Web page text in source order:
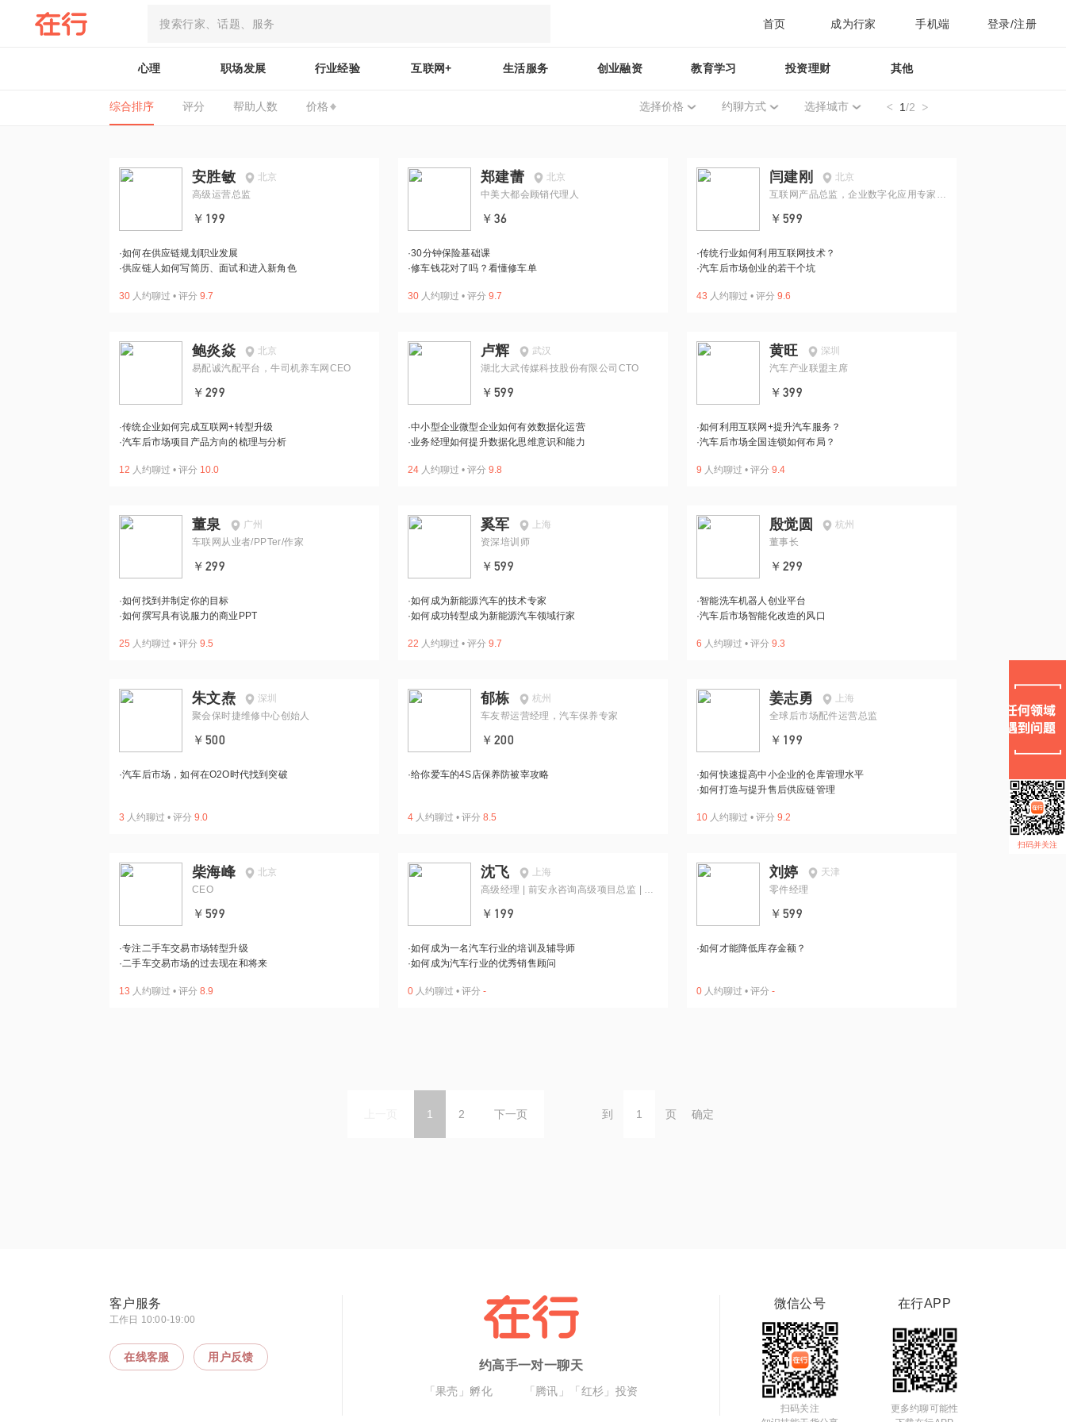
首页 成为行家 手机端 登录/注册
心理 职场发展 行业经验 互联网+ 生活服务 创业融资 教育学习 投资理财 其他
综合排序 评分 帮助人数 价格 选择价格 约聊方式 选择城市 1/2
安胜敏
北京
高级运营总监
￥199
·如何在供应链规划职业发展
·供应链人如何写简历、面试和进入新角色
30 人约聊过 • 评分 9.7
郑建蕾
北京
中美大都会顾销代理人
￥36
·30分钟保险基础课
·修车钱花对了吗？看懂修车单
30 人约聊过 • 评分 9.7
闫建刚
北京
互联网产品总监，企业数字化应用专家，
￥599
·传统行业如何利用互联网技术？
·汽车后市场创业的若干个坑
43 人约聊过 • 评分 9.6
鲍炎焱
北京
易配诚汽配平台，牛司机养车网CEO
￥299
·传统企业如何完成互联网+转型升级
·汽车后市场项目产品方向的梳理与分析
12 人约聊过 • 评分 10.0
卢辉
武汉
湖北大武传媒科技股份有限公司CTO
￥599
·中小型企业微型企业如何有效数据化运营
·业务经理如何提升数据化思维意识和能力
24 人约聊过 • 评分 9.8
黄旺
深圳
汽车产业联盟主席
￥399
·如何利用互联网+提升汽车服务？
·汽车后市场全国连锁如何布局？
9 人约聊过 • 评分 9.4
董泉
广州
车联网从业者/PPTer/作家
￥299
·如何找到并制定你的目标
·如何撰写具有说服力的商业PPT
25 人约聊过 • 评分 9.5
奚军
上海
资深培训师
￥599
·如何成为新能源汽车的技术专家
·如何成功转型成为新能源汽车领域行家
22 人约聊过 • 评分 9.7
殷觉圆
杭州
董事长
￥299
·智能洗车机器人创业平台
·汽车后市场智能化改造的风口
6 人约聊过 • 评分 9.3
朱文焘
深圳
聚会保时捷维修中心创始人
￥500
·汽车后市场，如何在O2O时代找到突破
3 人约聊过 • 评分 9.0
郁栋
杭州
车友帮运营经理，汽车保养专家
￥200
·给你爱车的4S店保养防被宰攻略
4 人约聊过 • 评分 8.5
姜志勇
上海
全球后市场配件运营总监
￥199
·如何快速提高中小企业的仓库管理水平
·如何打造与提升售后供应链管理
10 人约聊过 • 评分 9.2
柴海峰
北京
CEO
￥599
·专注二手车交易市场转型升级
·二手车交易市场的过去现在和将来
13 人约聊过 • 评分 8.9
沈飞
上海
高级经理 | 前安永咨询高级项目总监 | 大
￥199
·如何成为一名汽车行业的培训及辅导师
·如何成为汽车行业的优秀销售顾问
0 人约聊过 • 评分 -
刘婷
天津
零件经理
￥599
·如何才能降低库存金额？
0 人约聊过 • 评分 -
1 2 下一页 到 页 确定
扫码并关注
客户服务
工作日 10:00-19:00
在线客服 用户反馈
约高手一对一聊天
「果壳」孵化 「腾讯」「红杉」投资
微信公号
扫码关注
在行APP
更多约聊可能性